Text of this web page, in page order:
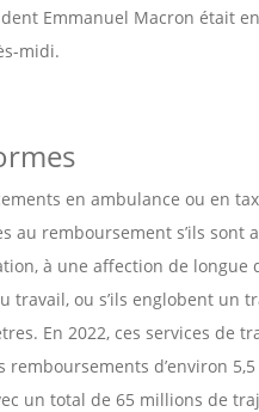
Emmanuel Macron était
midi.
en ambulance ou en
au remboursement s’ils sont
à une affection de longue
travail, ou s’ils englobent un
En 2022, ces services de
remboursements d’environ
un total de 65 millions de